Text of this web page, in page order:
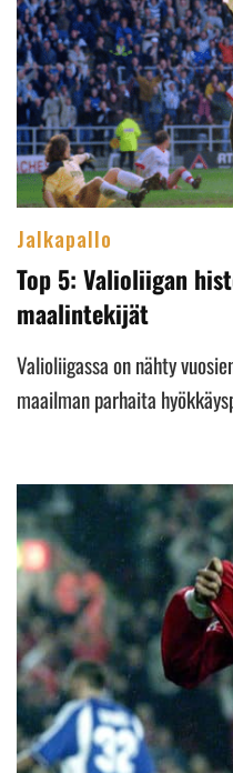
Jalkapallo
Top 5: Valioliigan
maalintekijät
Valioliigassa on nähty
maailman parhaita